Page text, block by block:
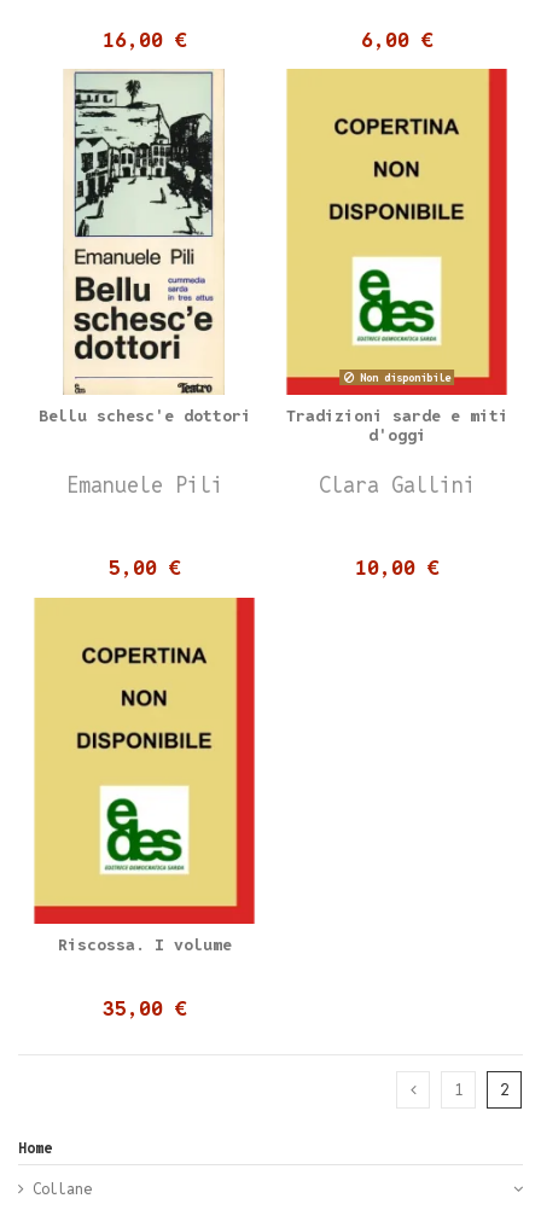
16,00 € 6,00 €
Bellu schesc'e dottori
Emanuele Pili
5,00 €
Non disponibile
Tradizioni sarde e miti
d'oggi
Clara Gallini
10,00 €
Riscossa. I volume
35,00 €
1 2
Home
Collane